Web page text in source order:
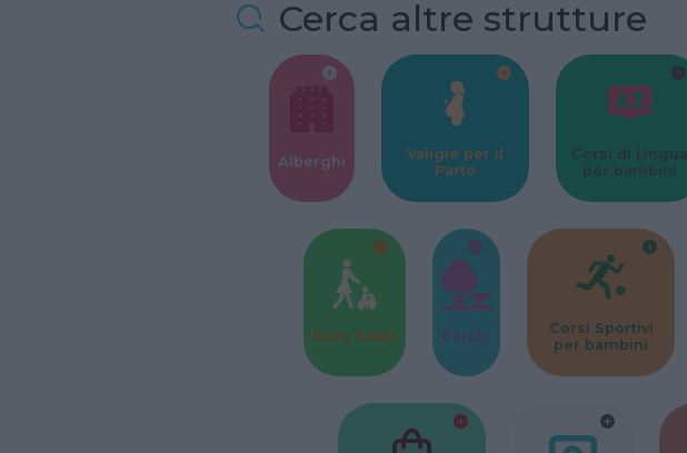
Cerca altre strutture
Alberghi
Valigie per il
Parto
Corsi di Lingua
per bambini
Baby Sitter Parchi
Corsi Sportivi
per bambini